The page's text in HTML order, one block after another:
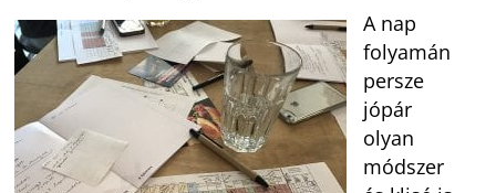
A nap
folyamán
persze
jópár
olyan
módszer